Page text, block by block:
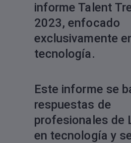
informe Talent
2023, enfocado
exclusivamente
tecnología.
Este informe se
respuestas de
profesionales de
en tecnología y